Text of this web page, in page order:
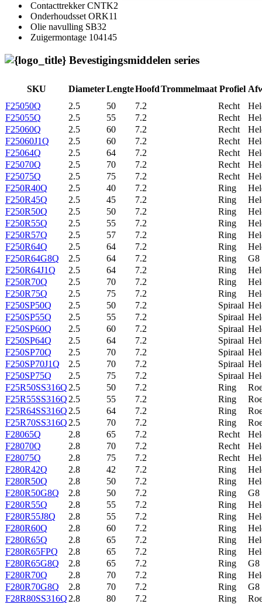
Contacttrekker CNTK2
Onderhoudsset ORK11
Olie navulling SB32
Zuigermontage 104145
Bevestigingsmiddelen series
SKU DiameterLengteHoofdTrommelmaat Profiel
F25050Q
2.5 50 7.2 Recht
F25055Q
2.5 55 7.2 Recht
F25060Q
2.5 60 7.2 Recht
F25060J1Q
2.5 60 7.2 Recht
F25064Q
2.5 64 7.2 Recht
F25070Q
2.5 70 7.2 Recht
F25075Q
2.5 75 7.2 Recht
F250R40Q
2.5 40 7.2 Ring
F250R45Q
2.5 45 7.2 Ring
F250R50Q
2.5 50 7.2 Ring
F250R55Q
2.5 55 7.2 Ring
F250R57Q
2.5 57 7.2 Ring
F250R64Q
2.5 64 7.2 Ring
F250R64G8Q
2.5 64 7.2 Ring
G8
F250R64J1Q
2.5 64 7.2 Ring
F250R70Q
2.5 70 7.2 Ring
F250R75Q
2.5 75 7.2 Ring
F250SP50Q
2.5 50 7.2 Spiraal
F250SP55Q
2.5 55 7.2 Spiraal
F250SP60Q
2.5 60 7.2 Spiraal
F250SP64Q
2.5 64 7.2 Spiraal
F250SP70Q
2.5 70 7.2 Spiraal
F250SP70J1Q
2.5 70 7.2 Spiraal
F250SP75Q
2.5 75 7.2 Spiraal
F25R50SS316Q 2.5 50 7.2 Ring
F25R55SS316Q 2.5 55 7.2 Ring
F25R64SS316Q 2.5 64 7.2 Ring
F25R70SS316Q 2.5 70 7.2 Ring
F28065Q
2.8 65 7.2 Recht
F28070Q
2.8 70 7.2 Recht
F28075Q
2.8 75 7.2 Recht
F280R42Q
2.8 42 7.2 Ring
F280R50Q
2.8 50 7.2 Ring
F280R50G8Q
2.8 50 7.2 Ring
G8
F280R55Q
2.8 55 7.2 Ring
F280R55J8Q
2.8 55 7.2 Ring
F280R60Q
2.8 60 7.2 Ring
F280R65Q
2.8 65 7.2 Ring
F280R65FPQ
2.8 65 7.2 Ring
F280R65G8Q
2.8 65 7.2 Ring
G8
F280R70Q
2.8 70 7.2 Ring
F280R70G8Q
2.8 70 7.2 Ring
G8
F28R80SS316Q 2.8 80 7.2 Ring